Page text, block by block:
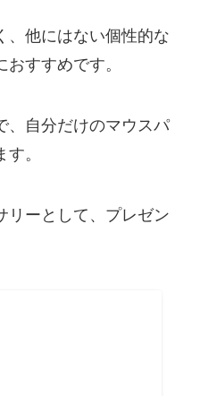
、他にはない個性的な
すすめです。
、自分だけのマウスパ
。
リーとして、プレゼン